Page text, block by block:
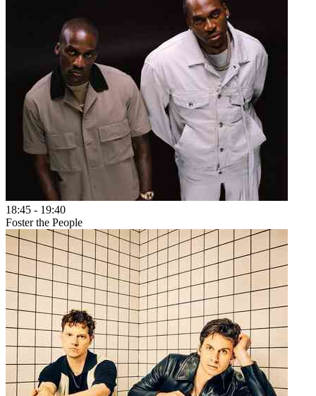
18:45 - 19:40
Foster the People